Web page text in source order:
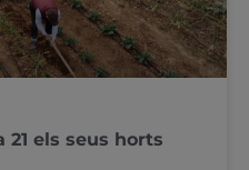
21 els seus horts